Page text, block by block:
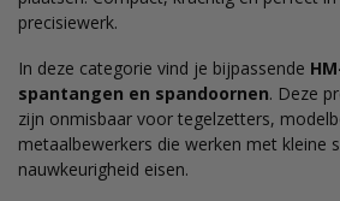
precisiewerk.
In deze categorie vind je bijpassende
spantangen en spandoornen. Deze
zijn onmisbaar voor tegelzetters,
metaalbewerkers die werken met kleine
nauwkeurigheid eisen.